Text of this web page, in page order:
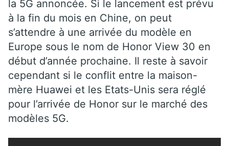
la 5G annoncée. Si le lancement est prévu
à la fin du mois en Chine, on peut
s’attendre à une arrivée du modèle en
Europe sous le nom de Honor View 30 en
début d’année prochaine. Il reste à savoir
cependant si le conflit entre la maison-
mère Huawei et les Etats-Unis sera réglé
pour l’arrivée de Honor sur le marché des
modèles 5G.